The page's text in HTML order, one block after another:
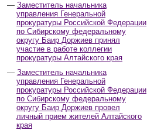
Заместитель начальника
управления Генеральной
прокуратуры Российской Федерации
по Сибирскому федеральному
округу Баир Доржиев принял
участие в работе коллегии
прокуратуры Алтайского края
Заместитель начальника
управления Генеральной
прокуратуры Российской Федерации
по Сибирскому федеральному
округу Баир Доржиев провел
личный прием жителей Алтайского
края